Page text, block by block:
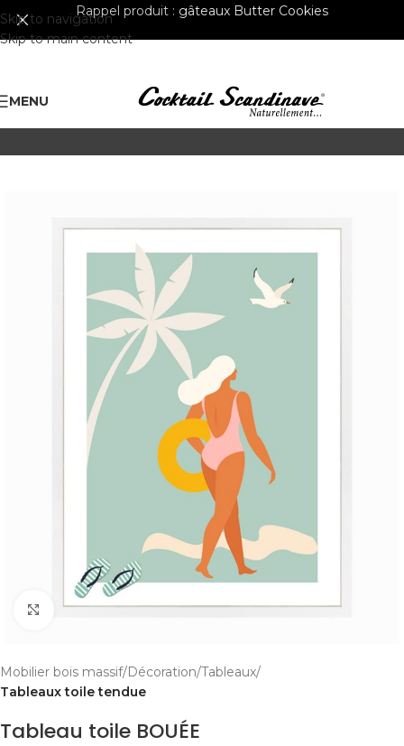
Skip to navigation
Skip to main content
Rappel produit : gâteaux Butter Cookies
MENU
Cliquer pour agrandir
Mobilier bois massif Décoration Tableaux
Tableaux toile tendue
Tableau toile BOUÉE